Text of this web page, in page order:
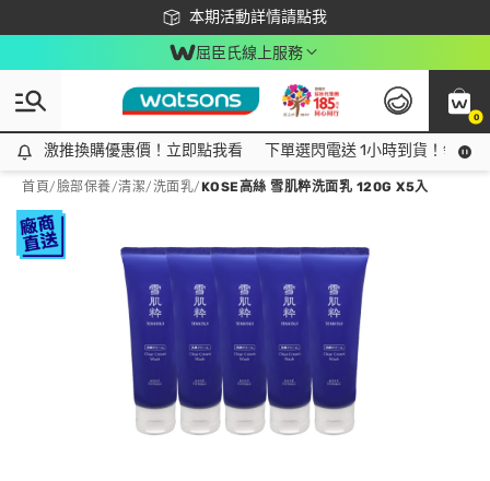
本期活動詳情請點我
下載app最高回饋$350
屈臣氏線上服務
0
激推換購優惠價！立即點我看
激推換購優惠價！立即點我看 下單選閃電送 1小時到貨！領神
首頁/臉部保養/清潔/洗面乳/KOSE高絲 雪肌粹洗面乳 120G X5入